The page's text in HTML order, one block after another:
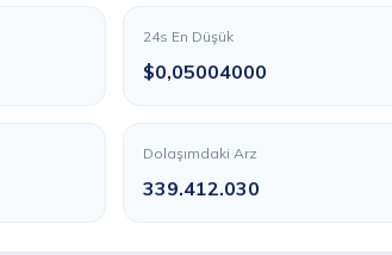
24s En Düşük
$0,05004000
Dolaşımdaki Arz
339.412.030